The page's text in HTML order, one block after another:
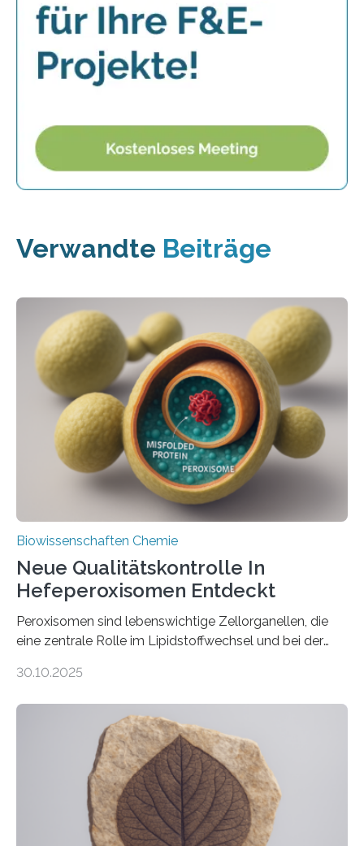
Verwandte Beiträge
Biowissenschaften Chemie
Neue Qualitätskontrolle In
Hefeperoxisomen Entdeckt
Peroxisomen sind lebenswichtige Zellorganellen, die
eine zentrale Rolle im Lipidstoffwechsel und bei der
erfüllen können, müssen zahlreiche Enzyme präzise in
der Ruhr-Universität Bochum um Prof. Dr. Ralf Erdmann
und Dr. Ismaila Francis Yusuf hat nun einen bislang
unbekannten Qualitätskontrollmechanismus des
peroxisomalen Proteintransports in der Bäckerhefe
Saccharomyces cerevisiae entdeckt, der für die
Funktionsfähigkeit der Organellen entscheidend ist. Die
Studie wurde am 28. Oktober 2025 in der
30.10.2025